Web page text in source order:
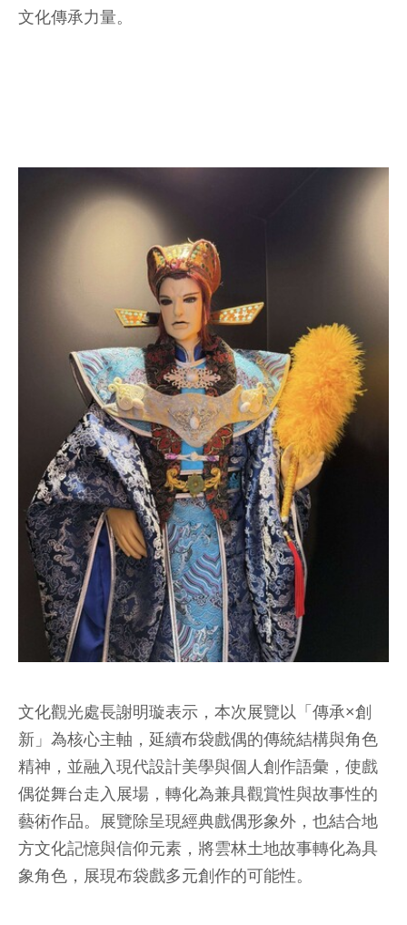
文化傳承力量。
文化觀光處長謝明璇表示，本次展覽以「傳承×創
新」為核心主軸，延續布袋戲偶的傳統結構與角色
精神，並融入現代設計美學與個人創作語彙，使戲
偶從舞台走入展場，轉化為兼具觀賞性與故事性的
藝術作品。展覽除呈現經典戲偶形象外，也結合地
方文化記憶與信仰元素，將雲林土地故事轉化為具
象角色，展現布袋戲多元創作的可能性。